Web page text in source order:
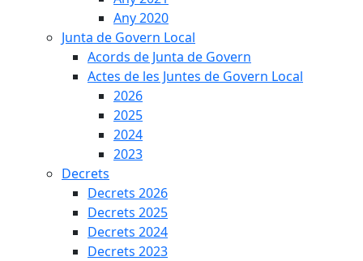
Any 2020
Junta de Govern Local
Acords de Junta de Govern
Actes de les Juntes de Govern Local
2026
2025
2024
2023
Decrets
Decrets 2026
Decrets 2025
Decrets 2024
Decrets 2023